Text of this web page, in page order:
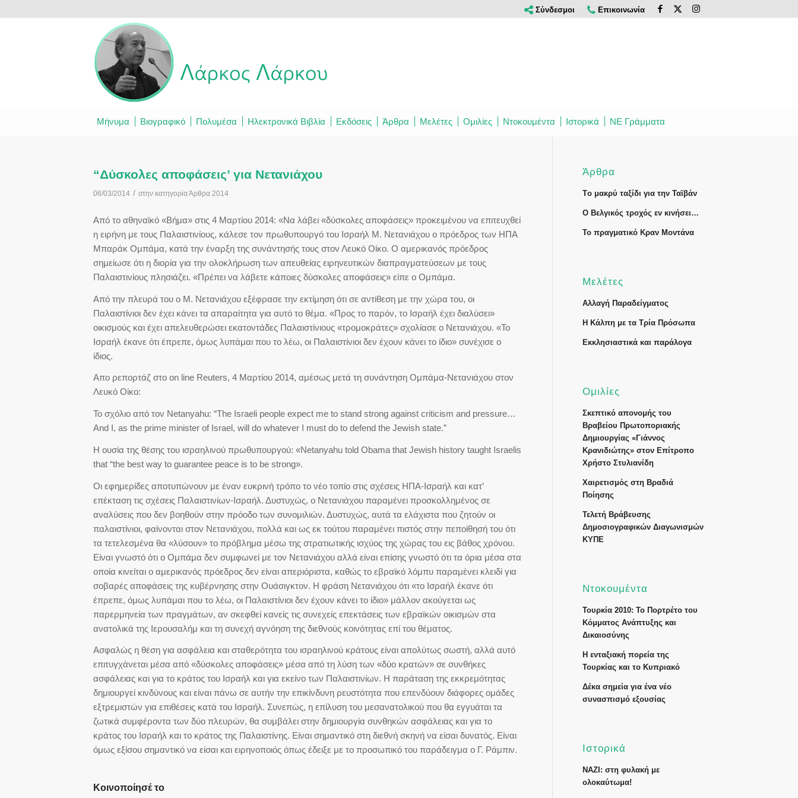
Σύνδεσμοι Επικοινωνία
Μήνυμα Βιογραφικό Πολυμέσα Ηλεκτρονικά Βιβλία Εκδόσεις Άρθρα Μελέτες Ομιλίες Ντοκουμέντα Ιστορικά ΝΕ Γράμματα
“Δύσκολες αποφάσεις’ για Νετανιάχου
06/03/2014 / στην κατηγορίαΆρθρα 2014
Από το αθηναϊκό «Βήμα» στις 4 Μαρτίου 2014: «Να λάβει «δύσκολες αποφάσεις» προκειμένου να επιτευχθεί
η ειρήνη με τους Παλαιστινίους, κάλεσε τον πρωθυπουργό του Ισραήλ Μ. Νετανιάχου ο πρόεδρος των ΗΠΑ
Μπαράκ Ομπάμα, κατά την έναρξη της συνάντησής τους στον Λευκό Οίκο. Ο αμερικανός πρόεδρος
σημείωσε ότι η διορία για την ολοκλήρωση των απευθείας ειρηνευτικών διαπραγματεύσεων με τους
Παλαιστινίους πλησιάζει. «Πρέπει να λάβετε κάποιες δύσκολες αποφάσεις» είπε ο Ομπάμα.
Από την πλευρά του ο Μ. Νετανιάχου εξέφρασε την εκτίμηση ότι σε αντίθεση με την χώρα του, οι
Παλαιστίνιοι δεν έχει κάνει τα απαραίτητα για αυτό το θέμα. «Προς το παρόν, το Ισραήλ έχει διαλύσει»
οικισμούς και έχει απελευθερώσει εκατοντάδες Παλαιστίνιους «τρομοκράτες» σχολίασε ο Νετανιάχου. «Το
Ισραήλ έκανε ότι έπρεπε, όμως λυπάμαι που το λέω, οι Παλαιστίνιοι δεν έχουν κάνει το ίδιο» συνέχισε ο
ίδιος.
Απο ρεπορτάζ στο on line Reuters, 4 Μαρτίου 2014, αμέσως μετά τη συνάντηση Ομπάμα-Νετανιάχου στον
Λευκό Οίκο:
Το σχόλιο από τον Netanyahu: “The Israeli people expect me to stand strong against criticism and pressure…
And I, as the prime minister of Israel, will do whatever I must do to defend the Jewish state.”
Η ουσία της θέσης του ισραηλινού πρωθυπουργού: «Netanyahu told Obama that Jewish history taught Israelis
that “the best way to guarantee peace is to be strong».
Οι εφημερίδες αποτυπώνουν με έναν ευκρινή τρόπο το νέο τοπίο στις σχέσεις ΗΠΑ-Ισραήλ και κατ’
επέκταση τις σχέσεις Παλαιστινίων-Ισραήλ. Δυστυχώς, ο Νετανιάχου παραμένει προσκολλημένος σε
αναλύσεις που δεν βοηθούν στην πρόοδο των συνομιλιών. Δυστυχώς, αυτά τα ελάχιστα που ζητούν οι
παλαιστίνιοι, φαίνονται στον Νετανιάχου, πολλά και ως εκ τούτου παραμένει πιστός στην πεποίθησή του ότι
τα τετελεσμένα θα «λύσουν» το πρόβλημα μέσω της στρατιωτικής ισχύος της χώρας του εις βάθος χρόνου.
Είναι γνωστό ότι ο Ομπάμα δεν συμφωνεί με τον Νετανιάχου αλλά είναι επίσης γνωστό ότι τα όρια μέσα στα
οποία κινείται ο αμερικανός πρόεδρος δεν είναι απεριόριστα, καθώς το εβραϊκό λόμπυ παραμένει κλειδί για
σοβαρές αποφάσεις της κυβέρνησης στην Ουάσιγκτον. Η φράση Νετανιάχου ότι «το Ισραήλ έκανε ότι
έπρεπε, όμως λυπάμαι που το λέω, οι Παλαιστίνιοι δεν έχουν κάνει το ίδιο» μάλλον ακούγεται ως
παρερμηνεία των πραγμάτων, αν σκεφθεί κανείς τις συνεχείς επεκτάσεις των εβραϊκών οικισμών στα
ανατολικά της Ιερουσαλήμ και τη συνεχή αγνόηση της διεθνούς κοινότητας επί του θέματος.
Ασφαλώς η θέση για ασφάλεια και σταθερότητα του ισραηλινού κράτους είναι απολύτως σωστή, αλλά αυτό
επιτυγχάνεται μέσα από «δύσκολες αποφάσεις» μέσα από τη λύση των «δύο κρατών» σε συνθήκες
ασφάλειας και για το κράτος του Ισραήλ και για εκείνο των Παλαιστινίων. Η παράταση της εκκρεμότητας
δημιουργεί κινδύνους και είναι πάνω σε αυτήν την επικίνδυνη ρευστότητα που επενδύουν διάφορες ομάδες
εξτρεμιστών για επιθέσεις κατά του Ισραήλ. Συνεπώς, η επίλυση του μεσανατολικού που θα εγγυάται τα
ζωτικά συμφέροντα των δύο πλευρών, θα συμβάλει στην δημιουργία συνθηκών ασφάλειας και για το
κράτος του Ισραήλ και το κράτος της Παλαιστίνης. Είναι σημαντικό στη διεθνή σκηνή να είσαι δυνατός. Είναι
όμως εξίσου σημαντικό να είσαι και ειρηνοποιός όπως έδειξε με το προσωπικό του παράδειγμα ο Γ. Ράμπιν.
Κοινοποίησέ το
Άρθρα
Tο μακρύ ταξίδι για την Ταϊβάν
Ο Βελγικός τροχός εν κινήσει…
Το πραγματικό Κραν Μοντάνα
Μελέτες
Αλλαγή Παραδείγματος
Η Κάλπη με τα Τρία Πρόσωπα
Εκκλησιαστικά και παράλογα
Ομιλίες
Σκεπτικό απονομής του
Βραβείου Πρωτοποριακής
Δημιουργίας «Γιάννος
Κρανιδιώτης» στον Επίτροπο
Χρήστο Στυλιανίδη
Χαιρετισμός στη Βραδιά
Ποίησης
Τελετή Βράβευσης
Δημοσιογραφικών Διαγωνισμών
ΚΥΠΕ
Ντοκουμέντα
Τουρκία 2010: Το Πορτρέτο του
Κόμματος Ανάπτυξης και
Δικαιοσύνης
Η ενταξιακή πορεία της
Τουρκίας και το Κυπριακό
Δέκα σημεία για ένα νέο
συνασπισμό εξουσίας
Ιστορικά
ΝΑΖΙ: στη φυλακή με
ολοκαύτωμα!